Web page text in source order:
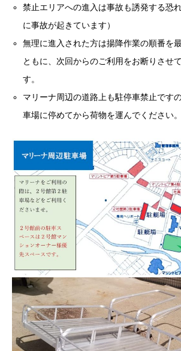
禁止エリアへの進入は事故も誘発する恐
に事故が起きています）
無理に進入された方は揚降作業の順番を
ともに、次回からのご利用をお断りさせ
す。
マリーナ周辺の道路上も駐停車禁止です
車場に停めてから荷物を運んでください。